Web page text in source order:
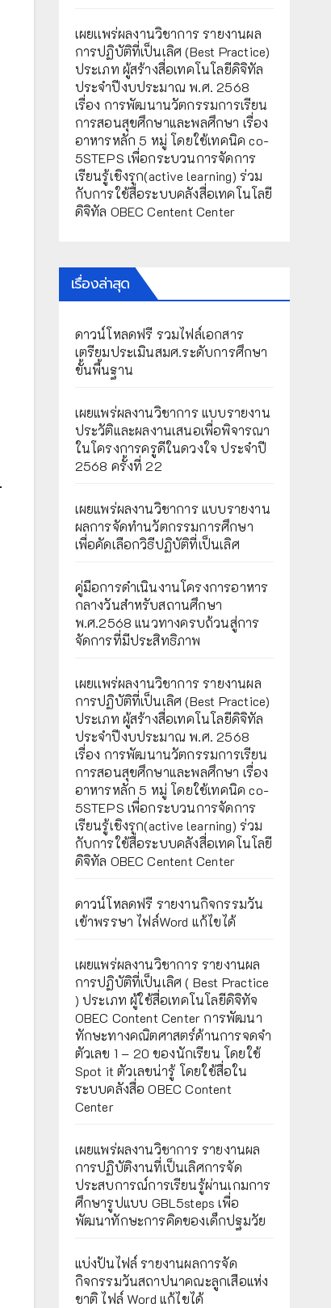
เผยเเพร่ผลงานวิชาการ รายงานผล
การปฏิบัติที่เป็นเลิศ (Best Practice)
ประเภท ผู้สร้างสื่อเทคโนโลยีดิจิทัล
ประจำปีงบประมาณ พ.ศ. 2568
เรื่อง การพัฒนานวัตกรรมการเรียน
การสอนสุขศึกษาและพลศึกษา เรื่อง
อาหารหลัก 5 หมู่ โดยใช้เทคนิค co-
5STEPS เพื่อกระบวนการจัดการ
เรียนรู้เชิงรุก(active learning) ร่วม
กับการใช้สื่อระบบคลังสื่อเทคโนโลยี
ดิจิทัล OBEC Centent Center
เรื่องล่าสุด
ดาวน์โหลดฟรี รวมไฟล์เอกสาร
เตรียมประเมินสมศ.ระดับการศึกษา
ขั้นพื้นฐาน
เผยแพร่ผลงานวิชาการ แบบรายงาน
ประวัติและผลงานเสนอเพื่อพิจารณา
ในโครงการครูดีในดวงใจ ประจำปี
2568 ครั้งที่ 22
เผยแพร่ผลงานวิชาการ แบบรายงาน
ผลการจัดทำนวัตกรรมการศึกษา
เพื่อคัดเลือกวิธีปฏิบัติที่เป็นเลิศ
คู่มือการดำเนินงานโครงการอาหาร
กลางวันสำหรับสถานศึกษา
พ.ศ.2568 แนวทางครบถ้วนสู่การ
จัดการที่มีประสิทธิภาพ
เผยเเพร่ผลงานวิชาการ รายงานผล
การปฏิบัติที่เป็นเลิศ (Best Practice)
ประเภท ผู้สร้างสื่อเทคโนโลยีดิจิทัล
ประจำปีงบประมาณ พ.ศ. 2568
เรื่อง การพัฒนานวัตกรรมการเรียน
การสอนสุขศึกษาและพลศึกษา เรื่อง
อาหารหลัก 5 หมู่ โดยใช้เทคนิค co-
5STEPS เพื่อกระบวนการจัดการ
เรียนรู้เชิงรุก(active learning) ร่วม
กับการใช้สื่อระบบคลังสื่อเทคโนโลยี
ดิจิทัล OBEC Centent Center
ดาวน์โหลดฟรี รายงานกิจกรรมวัน
เข้าพรรษา ไฟล์Word แก้ไขได้
เผยแพร่ผลงานวิชาการ รายงานผล
การปฏิบัติที่เป็นเลิศ ( Best Practice
) ประเภท ผู้ใช้สื่อเทคโนโลยีดิจิทัจ
OBEC Content Center การพัฒนา
ทักษะทางคณิตศาสตร์ด้านการจดจำ
ตัวเลข 1 – 20 ของนักเรียน โดยใช้
Spot it ตัวเลขน่ารู้ โดยใช้สื่อใน
ระบบคลังสื่อ OBEC Content
Center
เผยแพร่ผลงานวิชาการ รายงานผล
การปฏิบัติงานที่เป็นเลิศการจัด
ประสบการณ์การเรียนรู้ผ่านเกมการ
ศึกษารูปแบบ GBL5steps เพื่อ
พัฒนาทักษะการคิดของเด็กปฐมวัย
แบ่งปันไฟล์ รายงานผลการจัด
กิจกรรมวันสถาปนาคณะลูกเสือแห่ง
ชาติ ไฟล์ Word แก้ไขได้